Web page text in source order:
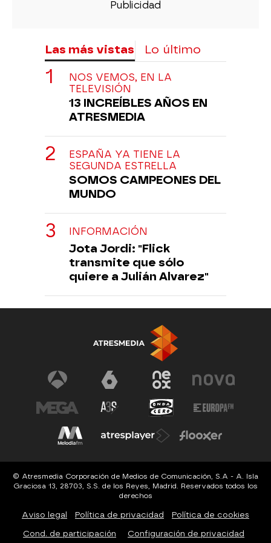
Las más vistas Lo último
NOS VEMOS, EN LA
TELEVISIÓN
13 INCREÍBLES AÑOS EN
ATRESMEDIA
ESPAÑA YA TIENE LA
SEGUNDA ESTRELLA
SOMOS CAMPEONES DEL
MUNDO
INFORMACIÓN
Jota Jordi: "Flick
transmite que sólo
quiere a Julián Alvarez"
© Atresmedia Corporación de Medios de Comunicación, S.A - A. Isla
Graciosa 13, 28703, S.S. de los Reyes, Madrid. Reservados todos los
derechos
Aviso legal Política de privacidad Política de cookies
Cond. de participación Configuración de privacidad